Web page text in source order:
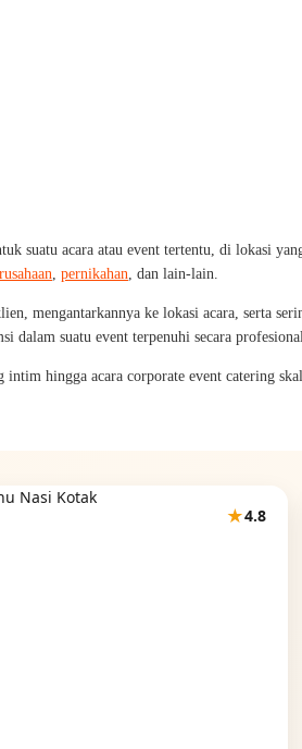
suatu acara atau event tertentu, di lokasi
pernikahan , dan lain-lain.
mengantarkannya ke lokasi acara, serta
dalam suatu event terpenuhi secara
hingga acara corporate event catering
★4.8